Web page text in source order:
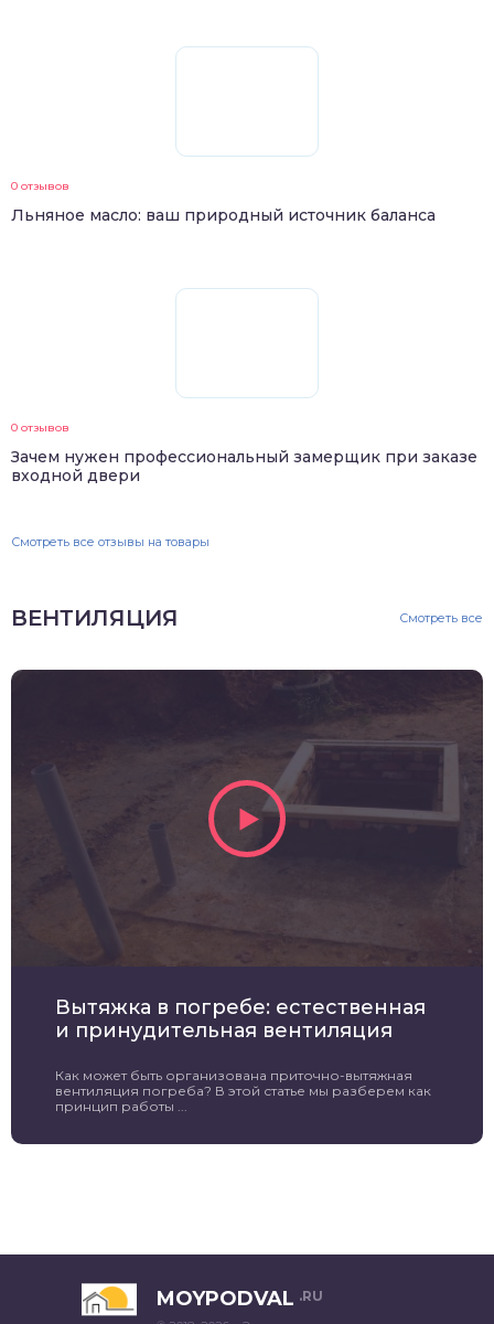
0 отзывов
Льняное масло: ваш природный источник баланса
0 отзывов
Зачем нужен профессиональный замерщик при заказе
входной двери
Смотреть все отзывы на товары
ВЕНТИЛЯЦИЯ Смотреть все
Вытяжка в погребе: естественная
и принудительная вентиляция
Как может быть организована приточно-вытяжная
вентиляция погреба? В этой статье мы разберем как
принцип работы ...
MOYPODVAL .RU